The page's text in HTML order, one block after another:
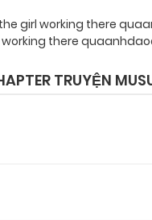
girl working there
working there
TRUYỆN